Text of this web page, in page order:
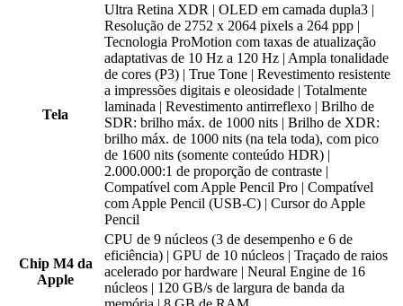
Tela
Ultra Retina XDR | OLED em camada dupla3 |
Resolução de 2752 x 2064 pixels a 264 ppp |
Tecnologia ProMotion com taxas de atualização
adaptativas de 10 Hz a 120 Hz | Ampla tonalidade
de cores (P3) | True Tone | Revestimento resistente
a impressões digitais e oleosidade | Totalmente
laminada | Revestimento antirreflexo | Brilho de
SDR: brilho máx. de 1000 nits | Brilho de XDR:
brilho máx. de 1000 nits (na tela toda), com pico
de 1600 nits (somente conteúdo HDR) |
2.000.000:1 de proporção de contraste |
Compatível com Apple Pencil Pro | Compatível
com Apple Pencil (USB-C) | Cursor do Apple
Pencil
Chip M4 da
Apple
CPU de 9 núcleos (3 de desempenho e 6 de
eficiência) | GPU de 10 núcleos | Traçado de raios
acelerado por hardware | Neural Engine de 16
núcleos | 120 GB/s de largura de banda da